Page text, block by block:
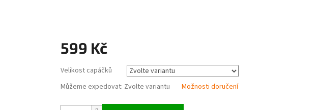
599 Kč
cena:
Velikost capáčků
Můžeme expedovat: Zvolte variantu Možnosti doručení